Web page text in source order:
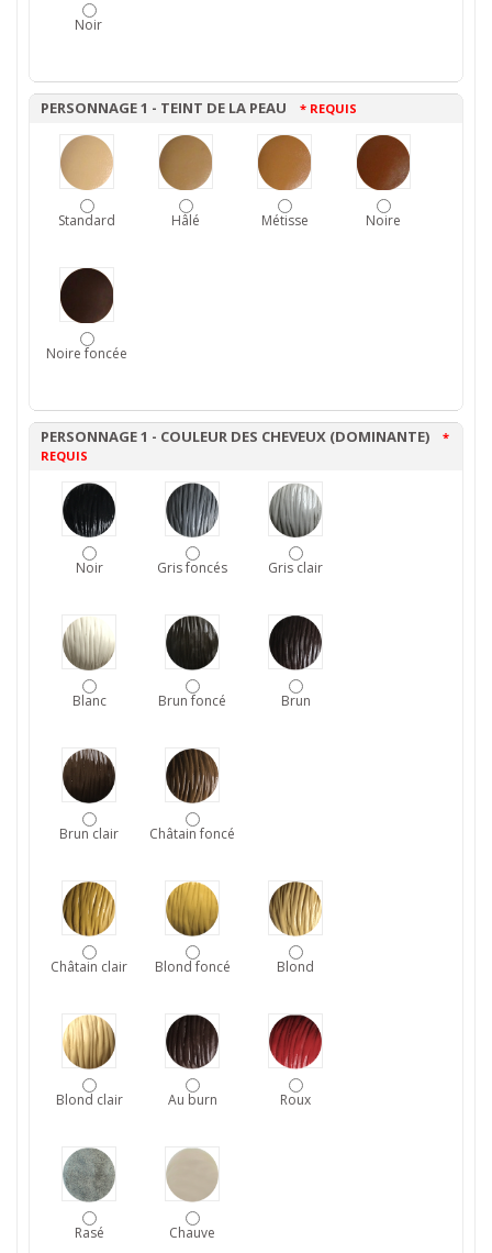
Noir
PERSONNAGE 1 - TEINT DE LA PEAU * REQUIS
Standard Hâlé Métisse Noire
Noire foncée
PERSONNAGE 1 - COULEUR DES CHEVEUX (DOMINANTE) *
REQUIS
Noir Gris foncés Gris clair
Blanc Brun foncé Brun
Brun clair Châtain foncé
Châtain clair Blond foncé Blond
Blond clair Au burn Roux
Rasé Chauve